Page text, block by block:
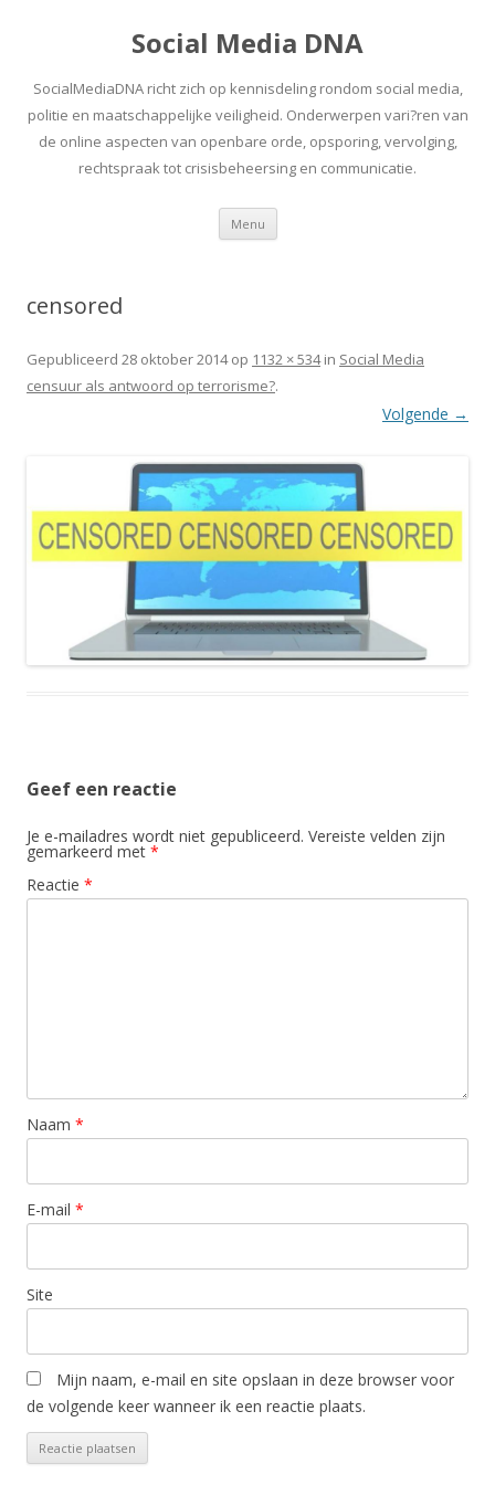
Social Media DNA
SocialMediaDNA richt zich op kennisdeling rondom social media,
politie en maatschappelijke veiligheid. Onderwerpen vari?ren van
de online aspecten van openbare orde, opsporing, vervolging,
rechtspraak tot crisisbeheersing en communicatie.
Menu Spring
inhoud
censored
Gepubliceerd 28 oktober 2014op 1132 × 534in Social Media
censuur als antwoord op terrorisme?.
Volgende →
Geef een reactie
Je e-mailadres wordt niet gepubliceerd. Vereiste velden zijn
gemarkeerd met *
Reactie *
Naam *
E-mail *
Site
Mijn naam, e-mail en site opslaan in deze browser voor
de volgende keer wanneer ik een reactie plaats.